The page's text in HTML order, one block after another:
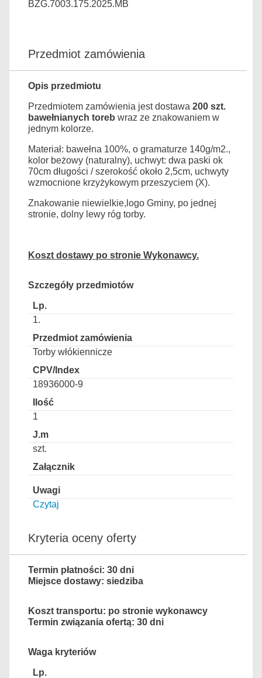
BZG.7003.175.2025.MB
Przedmiot zamówienia
Opis przedmiotu
Przedmiotem zamówienia jest dostawa 200 szt.
bawełnianych toreb wraz ze znakowaniem w
jednym kolorze.
Materiał: bawełna 100%, o gramaturze 140g/m2.,
kolor beżowy (naturalny), uchwyt: dwa paski ok
70cm długości / szerokość około 2,5cm, uchwyty
wzmocnione krzyżykowym przeszyciem (X).
Znakowanie niewielkie, logo Gminy, po jednej
stronie, dolny lewy róg torby.
Koszt dostawy po stronie Wykonawcy.
Szczegóły przedmiotów
1.
Torby włókiennicze
18936000-9
1
szt.
Czytaj
Kryteria oceny oferty
Termin płatności: 30 dni
Miejsce dostawy: siedziba
Koszt transportu: po stronie wykonawcy
Termin związania ofertą: 30 dni
Waga kryteriów